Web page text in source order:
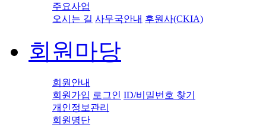
주요사업
오시는 길 사무국안내 후원사(CKIA)
회원마당
회원안내
회원가입 로그인 ID/비밀번호 찾기
개인정보관리
회원명단